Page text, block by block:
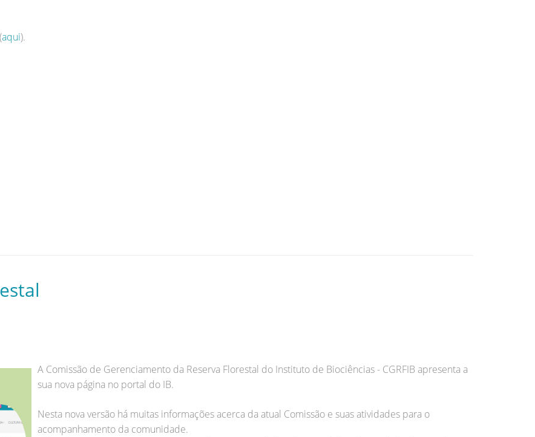
aqui).
A Comissão de Gerenciamento da Reserva Florestal do Instituto de Biociências - CGRFIB apresenta a
sua nova página no portal do IB.
Nesta nova versão há muitas informações acerca da atual Comissão e suas atividades para o
acompanhamento da comunidade.